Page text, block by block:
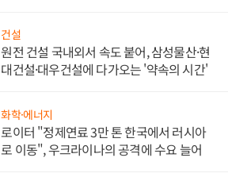
건설
원전 건설 국내외서 속도 붙어, 삼성물산·현
대건설·대우건설에 다가오는 '약속의 시간'
화학·에너지
로이터 "정제연료 3만 톤 한국에서 러시아
로 이동", 우크라이나의 공격에 수요 늘어